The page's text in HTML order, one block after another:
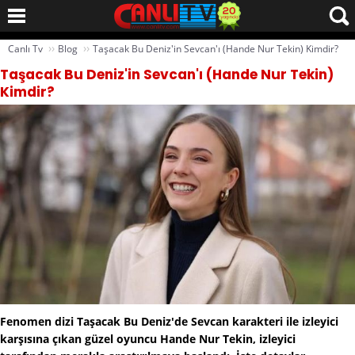
Canlı Tv ›› Blog ›› Taşacak Bu Deniz'in Sevcan'ı (Hande Nur Tekin) Kimdir?
Taşacak Bu Deniz'in Sevcan'ı (Hande Nur Tekin)
Kimdir?
Fenomen dizi Taşacak Bu Deniz'de Sevcan karakteri ile izleyici
karşısına çıkan güzel oyuncu Hande Nur Tekin, izleyici